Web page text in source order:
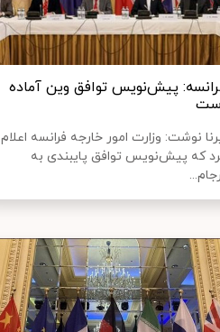
پیش‌نویس توافق وین آماده
نوشت: وزارت امور خارجه فرانسه اعلام
که پیش‌نویس توافق پایبندی به